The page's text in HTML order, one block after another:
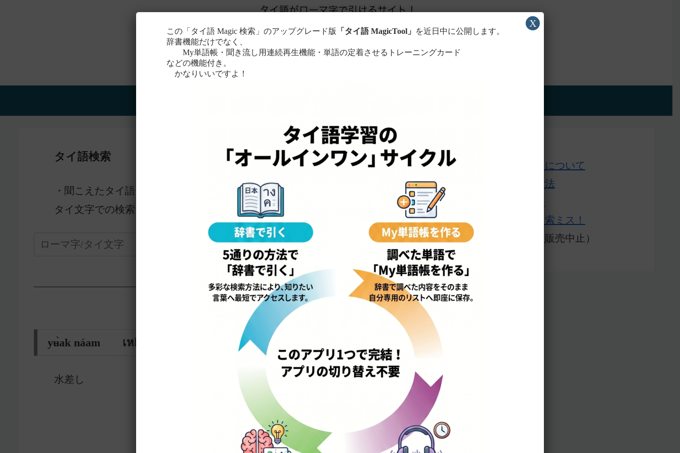
タイ語検索
・聞こえたタイ語を一番近いと
ローマ字に置き換えて検索！
タイ文字での検索も含め、詳しくは
こちら。
—————————————————-
yʉ̀ak náam เหยือกน้ำ
水差し
このサイトについて
単語の検索法
ローマ字表
よくある検索ミス！
販売中止）
この「タイ語 Magic 検索」のアップグレード版 「タイ語 MagicTool」
を近日中に公開します。
辞書機能だけでなく、
My単語帳・聞き流し用連続再生機能・単語の定着させるトレーニングカード
などの機能付き。
かなりいいですよ！
X